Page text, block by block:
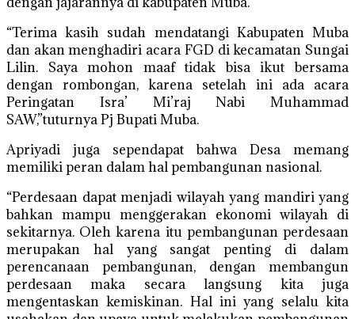
“Terima kasih sudah mendatangi Kabupaten Muba
dan akan menghadiri acara FGD di kecamatan Sungai
Lilin. Saya mohon maaf tidak bisa ikut bersama
dengan rombongan, karena setelah ini ada acara
Peringatan Isra’ Mi’raj Nabi Muhammad
SAW,”tuturnya Pj Bupati Muba.
Apriyadi juga sependapat bahwa Desa memang
memiliki peran dalam hal pembangunan nasional.
“Perdesaan dapat menjadi wilayah yang mandiri yang
bahkan mampu menggerakan ekonomi wilayah di
sekitarnya. Oleh karena itu pembangunan perdesaan
merupakan hal yang sangat penting di dalam
perencanaan pembangunan, dengan membangun
perdesaan maka secara langsung kita juga
mengentaskan kemiskinan. Hal ini yang selalu kita